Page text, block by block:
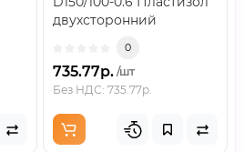
двухсторонний
0
735.77р. /шт
Без НДС: 735.77р.